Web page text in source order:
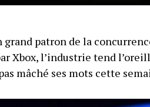
grand patron de la
Xbox, l’industrie tend
mâché ses mots cette